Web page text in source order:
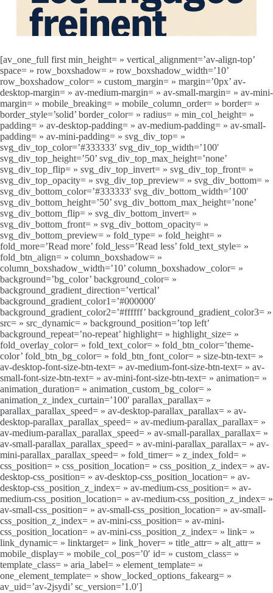
[av_one_full first min_height= » vertical_alignment=’av-align-top’
space= » row_boxshadow= » row_boxshadow_width=’10’
row_boxshadow_color= » custom_margin= » margin=’0px’ av-
desktop-margin= » av-medium-margin= » av-small-margin= » av-mini-
margin= » mobile_breaking= » mobile_column_order= » border= »
border_style=’solid’ border_color= » radius= » min_col_height= »
padding= » av-desktop-padding= » av-medium-padding= » av-small-
padding= » av-mini-padding= » svg_div_top= »
svg_div_top_color=’#333333′ svg_div_top_width=’100′
svg_div_top_height=’50’ svg_div_top_max_height=’none’
svg_div_top_flip= » svg_div_top_invert= » svg_div_top_front= »
svg_div_top_opacity= » svg_div_top_preview= » svg_div_bottom= »
svg_div_bottom_color=’#333333′ svg_div_bottom_width=’100′
svg_div_bottom_height=’50’ svg_div_bottom_max_height=’none’
svg_div_bottom_flip= » svg_div_bottom_invert= »
svg_div_bottom_front= » svg_div_bottom_opacity= »
svg_div_bottom_preview= » fold_type= » fold_height= »
fold_more=’Read more’ fold_less=’Read less’ fold_text_style= »
fold_btn_align= » column_boxshadow= »
column_boxshadow_width=’10’ column_boxshadow_color= »
background=’bg_color’ background_color= »
background_gradient_direction=’vertical’
background_gradient_color1=’#000000′
background_gradient_color2=’#ffffff’ background_gradient_color3= »
src= » src_dynamic= » background_position=’top left’
background_repeat=’no-repeat’ highlight= » highlight_size= »
fold_overlay_color= » fold_text_color= » fold_btn_color=’theme-
color’ fold_btn_bg_color= » fold_btn_font_color= » size-btn-text= »
av-desktop-font-size-btn-text= » av-medium-font-size-btn-text= » av-
small-font-size-btn-text= » av-mini-font-size-btn-text= » animation= »
animation_duration= » animation_custom_bg_color= »
animation_z_index_curtain=’100′ parallax_parallax= »
parallax_parallax_speed= » av-desktop-parallax_parallax= » av-
desktop-parallax_parallax_speed= » av-medium-parallax_parallax= »
av-medium-parallax_parallax_speed= » av-small-parallax_parallax= »
av-small-parallax_parallax_speed= » av-mini-parallax_parallax= » av-
mini-parallax_parallax_speed= » fold_timer= » z_index_fold= »
css_position= » css_position_location= » css_position_z_index= » av-
desktop-css_position= » av-desktop-css_position_location= » av-
desktop-css_position_z_index= » av-medium-css_position= » av-
medium-css_position_location= » av-medium-css_position_z_index= »
av-small-css_position= » av-small-css_position_location= » av-small-
css_position_z_index= » av-mini-css_position= » av-mini-
css_position_location= » av-mini-css_position_z_index= » link= »
link_dynamic= » linktarget= » link_hover= » title_attr= » alt_attr= »
mobile_display= » mobile_col_pos=’0′ id= » custom_class= »
template_class= » aria_label= » element_template= »
one_element_template= » show_locked_options_fakearg= »
av_uid=’av-2jsydi’ sc_version=’1.0′]